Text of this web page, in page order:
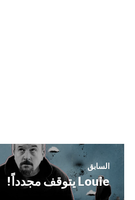
تصفّح
المقالات
السابق
المقالة
السابقة:
Louie يتوقف مجدداً!